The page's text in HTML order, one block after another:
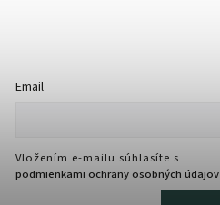
Email
Vložením e-mailu súhlasíte s
podmienkami ochrany osobných údajov